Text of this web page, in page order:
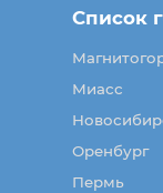
Список
Миасс
Оренбург
Пермь